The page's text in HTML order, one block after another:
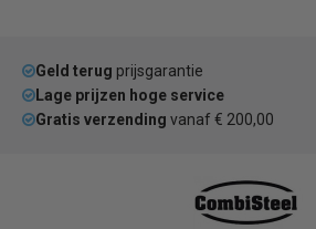
Geld terug prijsgarantie
Lage prijzen hoge service
Gratis verzending vanaf € 200,00